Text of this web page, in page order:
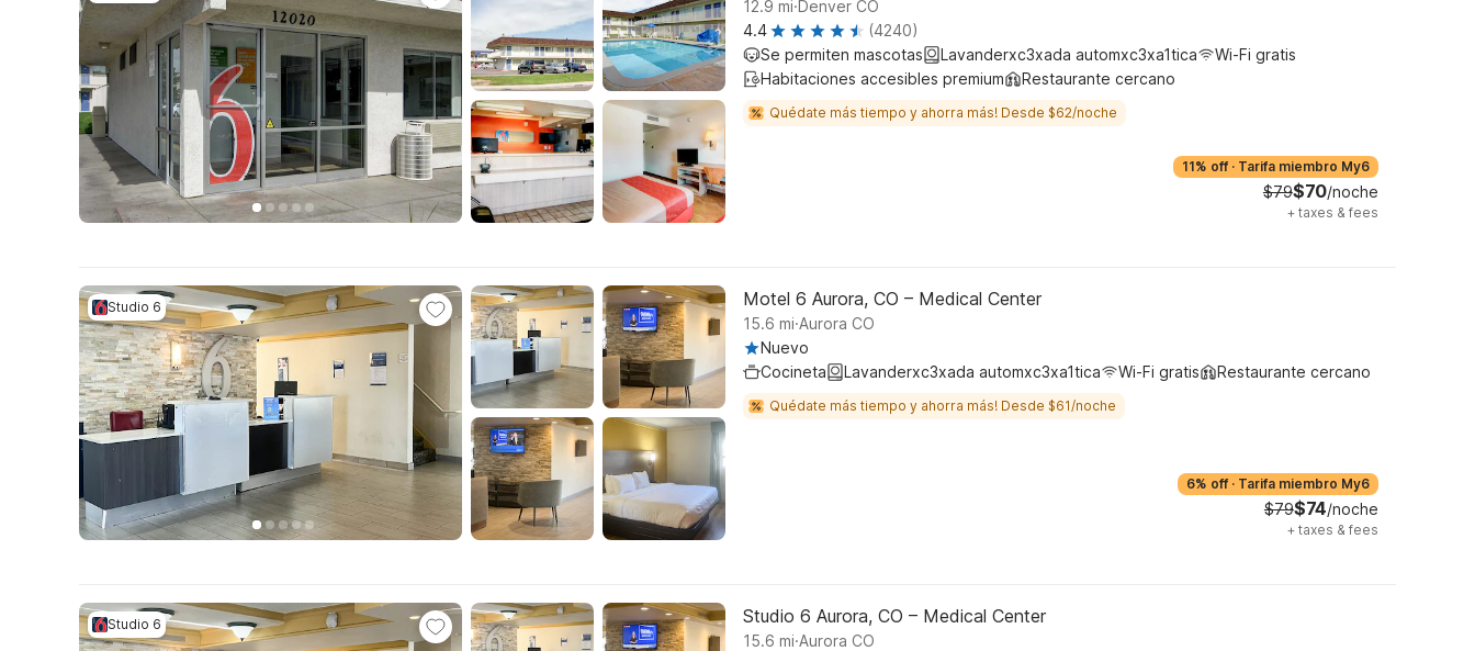
12.9 mi Denver CO
4.4
(4240)
Se permiten mascotas
Lavanderxc3xada automxc3xa1tica
Wi-Fi gratis
Habitaciones accesibles premium
Restaurante cercano
Quédate más tiempo y ahorra más! Desde $62/noche
11% off · Tarifa miembro My6
$79$70/noche
+ taxes & fees
Studio 6 Motel 6 Aurora, CO – Medical Center
15.6 mi.Aurora CO
Nuevo
Cocineta
Lavanderxc3xada automxc3xa1tica Wi-Fi gratis Restaurante cercano
Quédate más tiempo y ahorra más! Desde $61/noche
6% off · Tarifa miembro My6
$79$74/noche
+ taxes & fees
Studio 6 Studio 6 Aurora, CO – Medical Center
15.6 mi.Aurora CO